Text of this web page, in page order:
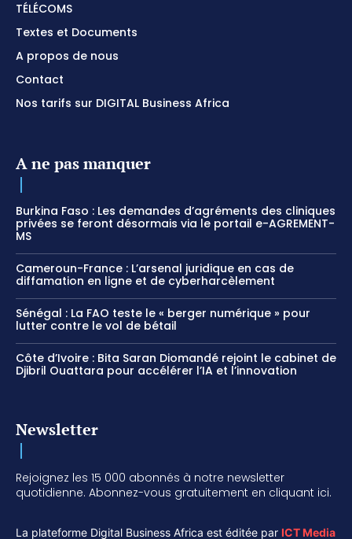
TÉLÉCOMS
Textes et Documents
A propos de nous
Contact
Nos tarifs sur DIGITAL Business Africa
A ne pas manquer
Burkina Faso : Les demandes d’agréments des cliniques
privées se feront désormais via le portail e-AGREMENT-
MS
Cameroun-France : L’arsenal juridique en cas de
diffamation en ligne et de cyberharcèlement
Sénégal : La FAO teste le « berger numérique » pour
lutter contre le vol de bétail
Côte d’Ivoire : Bita Saran Diomandé rejoint le cabinet de
Djibril Ouattara pour accélérer l’IA et l’innovation
Newsletter
Rejoignez les 15 000 abonnés à notre newsletter
quotidienne. Abonnez-vous gratuitement en cliquant ici.
La plateforme Digital Business Africa est éditée par ICT Media